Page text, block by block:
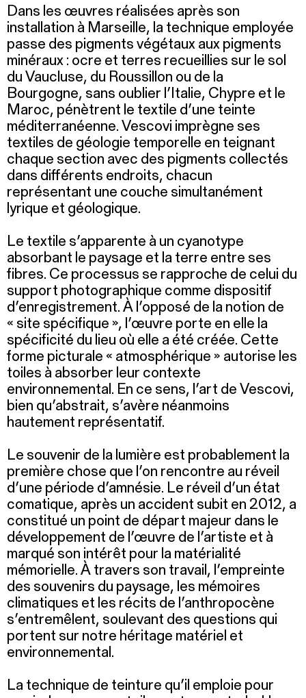
Dans les œuvres réalisées après son
installation à Marseille, la technique employée
passe des pigments végétaux aux pigments
minéraux : ocre et terres recueillies sur le sol
du Vaucluse, du Roussillon ou de la
Bourgogne, sans oublier l’Italie, Chypre et le
Maroc, pénètrent le textile d’une teinte
méditerranéenne. Vescovi imprègne ses
textiles de géologie temporelle en teignant
chaque section avec des pigments collectés
dans différents endroits, chacun
représentant une couche simultanément
lyrique et géologique.
Le textile s’apparente à un cyanotype
absorbant le paysage et la terre entre ses
fibres. Ce processus se rapproche de celui du
support photographique comme dispositif
d’enregistrement. À l’opposé de la notion de
« site spécifique », l’œuvre porte en elle la
spécificité du lieu où elle a été créée. Cette
forme picturale « atmosphérique » autorise les
toiles à absorber leur contexte
environnemental. En ce sens, l’art de Vescovi,
bien qu’abstrait, s’avère néanmoins
hautement représentatif.
Le souvenir de la lumière est probablement la
première chose que l’on rencontre au réveil
d’une période d’amnésie. Le réveil d’un état
comatique, après un accident subit en 2012, a
constitué un point de départ majeur dans le
développement de l’œuvre de l’artiste et à
marqué son intérêt pour la matérialité
mémorielle. À travers son travail, l’empreinte
des souvenirs du paysage, les mémoires
climatiques et les récits de l’anthropocène
s’entremêlent, soulevant des questions qui
portent sur notre héritage matériel et
environnemental.
La technique de teinture qu’il emploie pour